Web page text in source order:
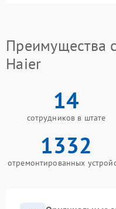
Преимущества
Haier
14
сотрудников в штате
1332
отремонтированных